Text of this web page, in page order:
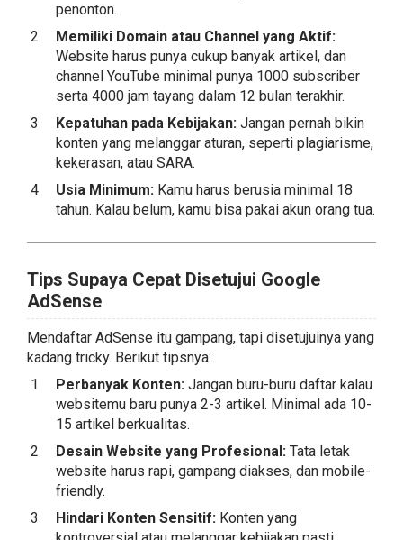
penonton.
Memiliki Domain atau Channel yang Aktif:
Website harus punya cukup banyak artikel, dan
channel YouTube minimal punya 1000 subscriber
serta 4000 jam tayang dalam 12 bulan terakhir.
Kepatuhan pada Kebijakan: Jangan pernah bikin
konten yang melanggar aturan, seperti plagiarisme,
kekerasan, atau SARA.
Usia Minimum: Kamu harus berusia minimal 18
tahun. Kalau belum, kamu bisa pakai akun orang tua.
Tips Supaya Cepat Disetujui Google
AdSense
Mendaftar AdSense itu gampang, tapi disetujuinya yang
kadang tricky. Berikut tipsnya:
Perbanyak Konten: Jangan buru-buru daftar kalau
websitemu baru punya 2-3 artikel. Minimal ada 10-
15 artikel berkualitas.
Desain Website yang Profesional: Tata letak
website harus rapi, gampang diakses, dan mobile-
friendly.
Hindari Konten Sensitif: Konten yang